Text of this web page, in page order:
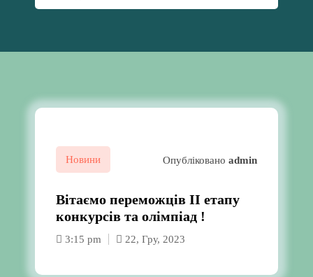
Новини Опубліковано admin
Вітаємо переможців ІІ етапу
конкурсів та олімпіад !
3:15 pm 22, Гру, 2023